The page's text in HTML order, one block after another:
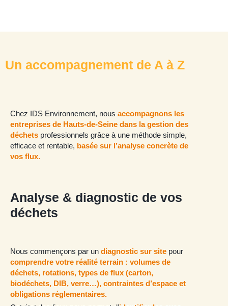
Un accompagnement de A à Z
Chez IDS Environnement, nous accompagnons les
entreprises de Hauts-de-Seine dans la gestion des
déchets professionnels grâce à une méthode simple,
efficace et rentable, basée sur l’analyse concrète de
vos flux.
Analyse & diagnostic de vos
déchets
Nous commençons par un diagnostic sur site pour
comprendre votre réalité terrain : volumes de
déchets, rotations, types de flux (carton,
biodéchets, DIB, verre…), contraintes d’espace et
obligations réglementaires.